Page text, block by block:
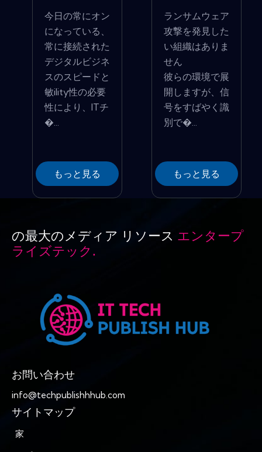
今日の常にオン
になっている、
常に接続された
デジタルビジネ
スのスピードと
敏ility性の必要
性により、ITチ
�...
もっと見る
ランサムウェア
攻撃を発見した
い組織はありま
せん
彼らの環境で展
開しますが、信
号をすばやく識
別で�...
もっと見る
の最大のメディア リソース エンタープ
ライズテック.
お問い合わせ
info@techpublishhhub.com
サイトマップ
家